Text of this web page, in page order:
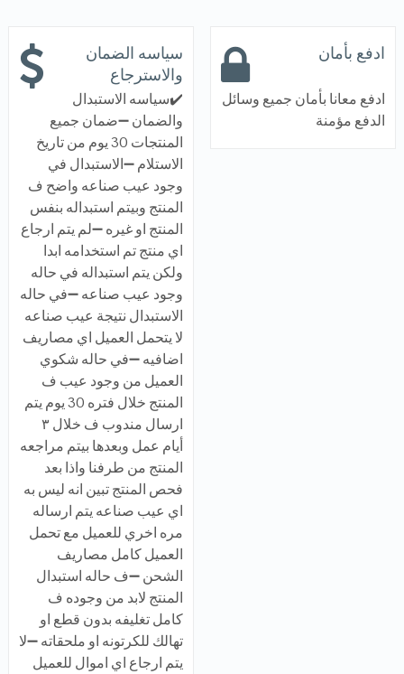
ادفع بأمان
ادفع معانا بأمان جميع وسائل
الدفع مؤمنة
سياسه الضمان
والاسترجاع
✔️سياسه الاستبدال
والضمان ➖ضمان جميع
المنتجات 30 يوم من تاريخ
الاستلام ➖الاستبدال في
وجود عيب صناعه واضح ف
المنتج وبيتم استبداله بنفس
المنتج او غيره ➖لم يتم ارجاع
اي منتج تم استخدامه ابدا
ولكن يتم استبداله في حاله
وجود عيب صناعه ➖في حاله
الاستبدال نتيجة عيب صناعه
لا يتحمل العميل اي مصاريف
اضافيه ➖في حاله شكوي
العميل من وجود عيب ف
المنتج خلال فتره 30 يوم يتم
ارسال مندوب ف خلال ٣
أيام عمل وبعدها بيتم مراجعه
المنتج من طرفنا واذا بعد
فحص المنتج تبين انه ليس به
اي عيب صناعه يتم ارساله
مره اخري للعميل مع تحمل
العميل كامل مصاريف
الشحن ➖ف حاله استبدال
المنتج لابد من وجوده ف
كامل تغليفه بدون قطع او
تهالك للكرتونه او ملحقاته ➖لا
يتم ارجاع اي اموال للعميل